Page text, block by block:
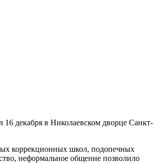
декабря в Николаевском дворце Санкт-
коррекционных школ, подопечных
неформальное общение позволило